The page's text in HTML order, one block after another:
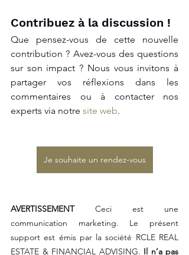
Contribuez à la discussion !
Que pensez-vous de cette nouvelle
contribution ? Avez-vous des questions
sur son impact ? Nous vous invitons à
partager vos réflexions dans les
commentaires ou à contacter nos
experts via notre site web.
Je souhaite un rendez-vous
AVERTISSEMENT Ceci est une
communication marketing. Le présent
support est émis par la société RCLE REAL
ESTATE & FINANCIAL ADVISING. Il n’a pas